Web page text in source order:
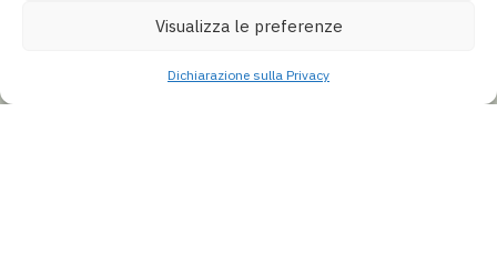
Visualizza le preferenze
Dichiarazione sulla Privacy